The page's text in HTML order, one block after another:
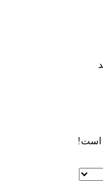
است!